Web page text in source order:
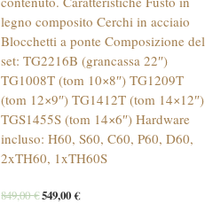
legno composito Cerchi in acciaio
Blocchetti a ponte Composizione del
set: TG2216B (grancassa 22″)
TG1008T (tom 10×8″) TG1209T
(tom 12×9″) TG1412T (tom 14×12″)
TGS1455S (tom 14×6″) Hardware
incluso: H60, S60, C60, P60, D60,
2xTH60, 1xTH60S
849,00€549,00€